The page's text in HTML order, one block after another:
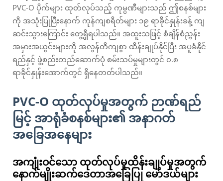
PVC-O ပိုက်များ ထုတ်လုပ်သည့် ကုမ္ပဏီများသည် ဤစနစ်များ
ကို အသုံးပြုပြီးနောက် ကုန်ကျစရိတ်များ ၁၉ ရာခိုင်နှုန်းခန့် ကျ
ဆင်းသွားကြောင်း တွေ့ရှိရပါသည်။ အထူးသဖြင့် စံချိန်စံညွှန်း
အမှားအယွင်းများကို အလွန်တိကျစွာ ထိန်းချုပ်နိုင်ပြီး အပူခံနိုင်
ရည်နှင့် ဖွဲ့စည်းတည်ဆောက်ပုံ စမ်းသပ်မှုများတွင် ၀.၈
ရာခိုင်နှုန်းအောက်တွင် ရှိနေတတ်ပါသည်။
PVC-O ထုတ်လုပ်မှုအတွက် ဉာဏ်ရည်
မြင့် အာရုံခံစနစ်များ၏ အနာဂတ်
အခြေအနေများ
အကျုံးဝင်သော ထုတ်လုပ်မှုထိန်းချုပ်မှုအတွက်
နောက်မျိုးဆက်ဒေတာအခြေပြု မော်ဒယ်များ